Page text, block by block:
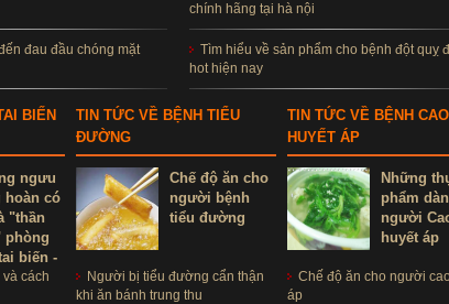
đau đầu chóng mặt
chính hãng tại hà nội
Tìm hiểu về sản phẩm cho bệnh đột quỵ
hot hiện nay
BIẾN
ngưu
hoàn có
"thần
phòng
biến -
cách
TIN TỨC VỀ BỆNH TIỂU
ĐƯỜNG
Chế độ ăn cho
người bệnh
tiểu đường
Người bị tiểu đường cẩn thận
khi ăn bánh trung thu
TIN TỨC VỀ BỆNH CAO
HUYẾT ÁP
Những
phẩm
người
huyết áp
Chế độ ăn cho người
áp